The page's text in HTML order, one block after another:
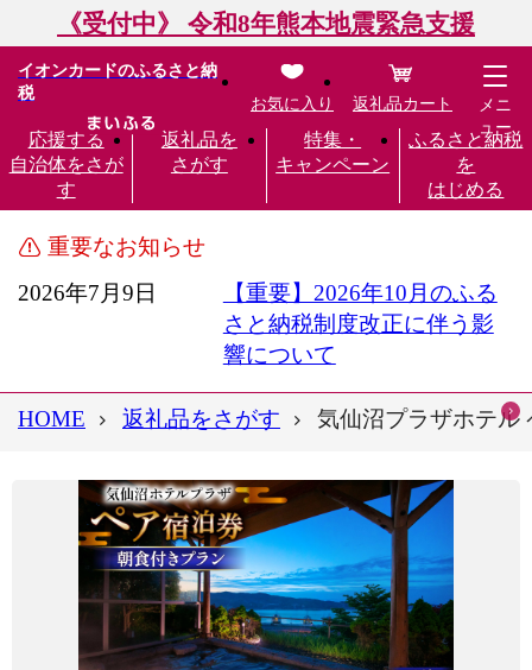
《受付中》 令和8年熊本地震緊急支援
イオンカードのふるさと納
税
応援する
自治体をさが
す
返礼品を
さがす
特集・
キャンペーン
ふるさと納税
を
はじめる
お気に入り 返礼品カート
メニ
ュー
重要なお知らせ
2026年7月9日
【重要】2026年10月のふる
さと納税制度改正に伴う影
響について
HOME 返礼品をさがす 気仙沼プラザホテル